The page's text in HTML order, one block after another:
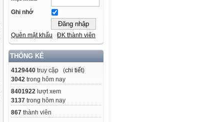
Ghi nhớ
Quên mật khẩu ĐK thành viên
THỐNG KÊ
4129440 truy cập (chi tiết)
3042 trong hôm nay
8401922 lượt xem
3137 trong hôm nay
867 thành viên